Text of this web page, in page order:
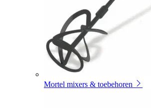
Mortel mixers & toebehoren